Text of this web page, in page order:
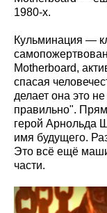
1980-х.
Кульминация —
Motherboard,
спасая
делает она это
правильно".
герой Арнольда
имя будущего.
Это всё ещё
части.